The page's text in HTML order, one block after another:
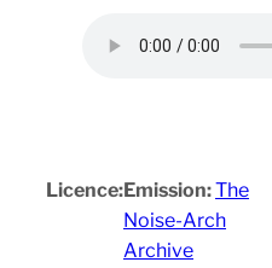
Licence:Emission:The
Noise-Arch
Archive